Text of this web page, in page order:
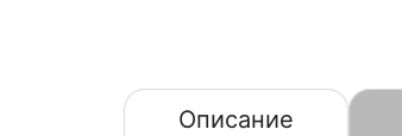
Описание